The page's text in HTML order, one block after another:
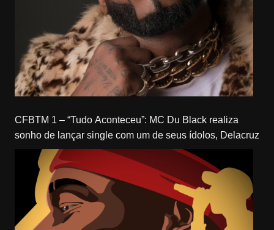
CFBTM 1 – “Tudo Aconteceu”: MC Du Black realiza
sonho de lançar single com um de seus ídolos, Delacruz